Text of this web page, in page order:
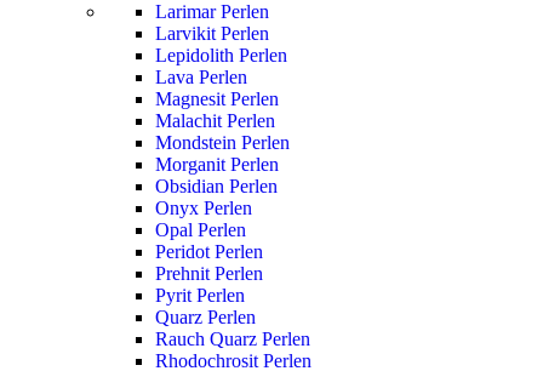
Larimar Perlen
Larvikit Perlen
Lepidolith Perlen
Lava Perlen
Magnesit Perlen
Malachit Perlen
Mondstein Perlen
Morganit Perlen
Obsidian Perlen
Onyx Perlen
Opal Perlen
Peridot Perlen
Prehnit Perlen
Pyrit Perlen
Quarz Perlen
Rauch Quarz Perlen
Rhodochrosit Perlen